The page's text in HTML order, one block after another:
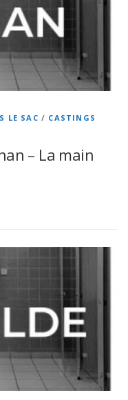
LE SAC / CASTINGS
– La main